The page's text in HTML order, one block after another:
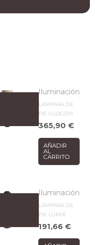
Iluminación
LÁMPARA DE
PIE GLOGOW
365,90€
AÑADIR
AL
CARRITO
Iluminación
LÁMPARA DE
PIE LUMIX
191,66€